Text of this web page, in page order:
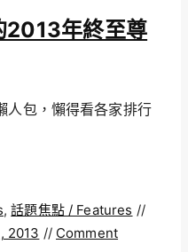
2013年終至尊
人包，懶得看各家排行
,話題焦點 / Features //
2013 // Comment